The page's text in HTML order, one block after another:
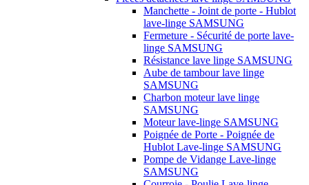
Manchette - Joint de porte - Hublot
lave-linge SAMSUNG
Fermeture - Sécurité de porte lave-
linge SAMSUNG
Résistance lave linge SAMSUNG
Aube de tambour lave linge
SAMSUNG
Charbon moteur lave linge
SAMSUNG
Moteur lave-linge SAMSUNG
Poignée de Porte - Poignée de
Hublot Lave-linge SAMSUNG
Pompe de Vidange Lave-linge
SAMSUNG